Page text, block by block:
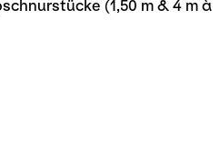
(1,50 m & 4 m à